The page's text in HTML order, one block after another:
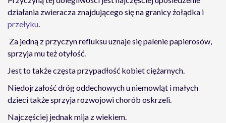
działania zwieracza znajdującego się na granicy żołądka i
przełyku.
Za jedną z przyczyn refluksu uznaje się palenie papierosów,
sprzyja mu też otyłość.
Jest to także częsta przypadłość kobiet ciężarnych.
Niedojrzałość dróg oddechowych u niemowląt i małych
dzieci także sprzyja rozwojowi chorób oskrzeli.
Najczęściej jednak mija z wiekiem.